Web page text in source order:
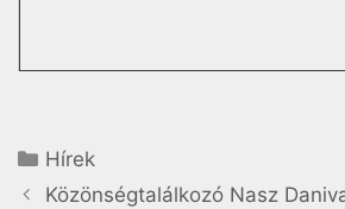
Hírek
Közönségtalálkozó Nasz